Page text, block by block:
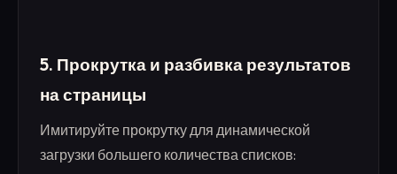
5. Прокрутка и разбивка результатов
на страницы
Имитируйте прокрутку для динамической
загрузки большего количества списков: